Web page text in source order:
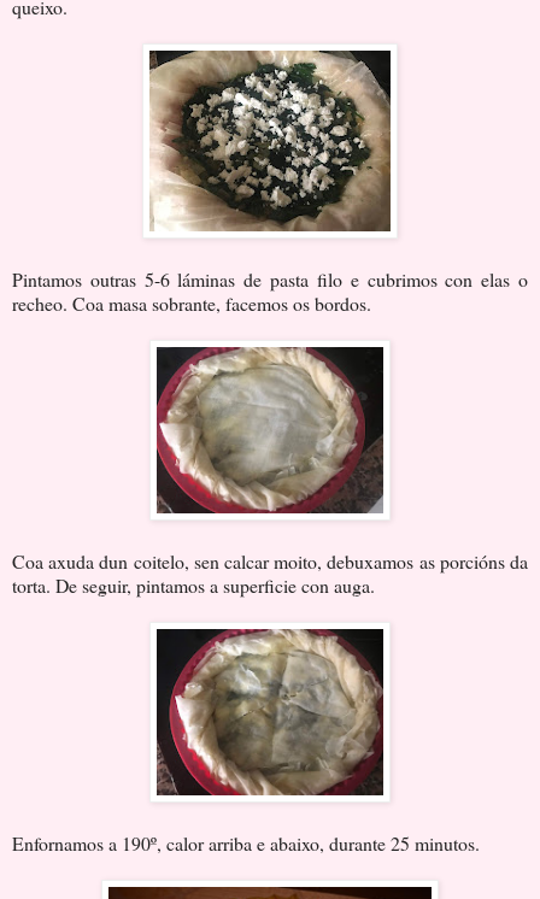
queixo.
Pintamos outras 5-6 láminas de pasta filo e cubrimos con elas o
recheo. Coa masa sobrante, facemos os bordos.
Coa axuda dun coitelo, sen calcar moito, debuxamos as porcións da
torta. De seguir, pintamos a superficie con auga.
Enfornamos a 190º, calor arriba e abaixo, durante 25 minutos.